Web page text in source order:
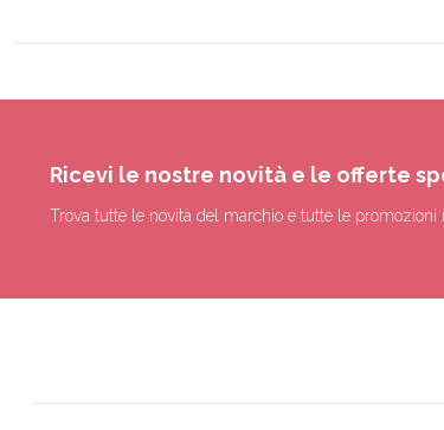
Ricevi le nostre novità e le offerte
Trova tutte le novità del marchio e tutte le promozioni